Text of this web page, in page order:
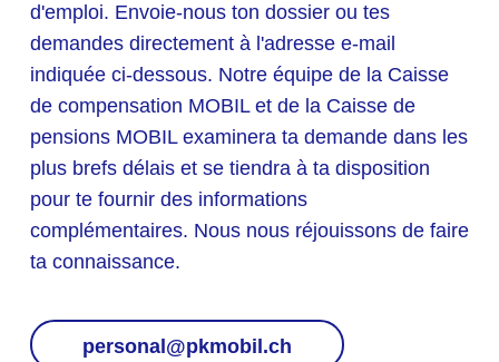
d'emploi. Envoie-nous ton dossier ou tes
demandes directement à l'adresse e-mail
indiquée ci-dessous. Notre équipe de la Caisse
de compensation MOBIL et de la Caisse de
pensions MOBIL examinera ta demande dans les
plus brefs délais et se tiendra à ta disposition
pour te fournir des informations
complémentaires. Nous nous réjouissons de faire
ta connaissance.
personal@pkmobil.ch